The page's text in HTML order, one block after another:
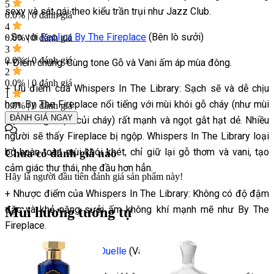
sexy và sát gái theo kiểu trần trụi như Jazz Club.
- So vớiReplica By The Fireplace (Bên lò sưởi)
+ Điểm chung: Cùng tone Gỗ và Vani ấm áp mùa đông.
+ Ưu điểm của Whispers In The Library: Sạch sẽ và dễ chịu
hơn. By The Fireplace nổi tiếng với mùi khói gỗ cháy (như mùi
thịt nướng hoặc củi cháy) rất mạnh và ngọt gắt hạt dẻ. Nhiều
người sẽ thấy Fireplace bị ngộp. Whispers In The Library loại
bỏ hoàn toàn mùi khói khét, chỉ giữ lại gỗ thơm và vani, tạo
cảm giác thư thái, nhẹ đầu hơn hẳn.
+ Nhược điểm của Whispers In The Library: Không có độ đậm
đặc và khả năng sưởi ấm không khí mạnh mẽ như By The
Fireplace.
Diptyque Eau Duelle (Vani thảo mộc)
5
0.0% | 0 đánh giá
4
0.0% | 0 đánh giá
3
0.0% | 0 đánh giá
2
0.0% | 0 đánh giá
1
0.0% | 0 đánh giá
ĐÁNH GIÁ NGAY
Chưa có đánh giá nào
Hãy là người đầu tiên đánh giá sản phẩm này!
Mùi hương tương tự